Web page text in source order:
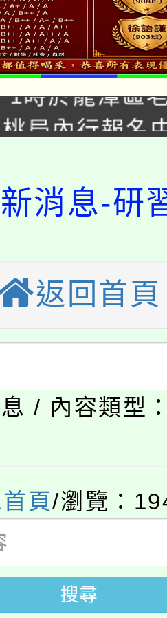
」8/29、30在
場!
1時於龍潭區
。局內行報名
市運動會8/
泳池舉行。
收入戶享有免
，中低收入戶
，詳情可洽有
教育及科技中
能研習
教育及科技
習
活教案入校路
教育專業人
」8/29、30在
日，桃園電
市運動會8/
游泳池舉行。
收入戶享有免
，中低收入戶
教育及科技
消息-研
返回首頁
/ 內容類型
頁/瀏覽：
搜尋